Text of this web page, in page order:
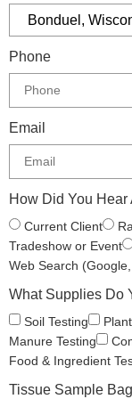
Phone
Email
How Did You Hear
Current Client
Tradeshow or Event
Web Search
What Supplies Do
Soil Testing
Manure Testing
Food & Ingredient
Tissue Sample